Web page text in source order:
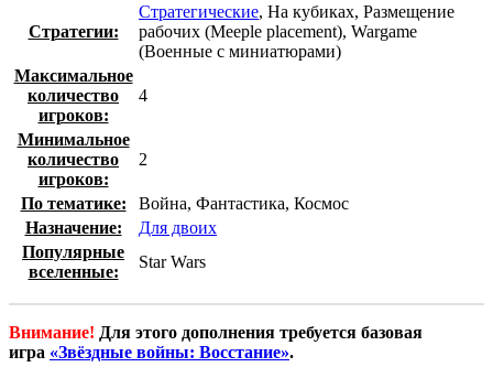
Стратегии:
Стратегические, На кубиках, Размещение
рабочих (Meeple placement), Wargame
(Военные с миниатюрами)
Максимальное
количество
игроков:
4
Минимальное
количество
игроков:
2
По тематике:
Война, Фантастика, Космос
Назначение:
Для двоих
Популярные
вселенные:
Star Wars
Внимание! Для этого дополнения требуется базовая
игра «Звёздные войны: Восстание».